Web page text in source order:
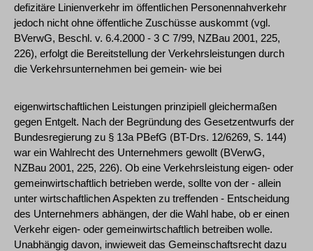
defizitäre Linienverkehr im öffentlichen Personennahverkehr
jedoch nicht ohne öffentliche Zuschüsse auskommt (vgl.
BVerwG, Beschl. v. 6.4.2000 - 3 C 7/99, NZBau 2001, 225,
226), erfolgt die Bereitstellung der Verkehrsleistungen durch
die Verkehrsunternehmen bei gemein- wie bei
eigenwirtschaftlichen Leistungen prinzipiell gleichermaßen
gegen Entgelt. Nach der Begründung des Gesetzentwurfs der
Bundesregierung zu § 13a PBefG (BT-Drs. 12/6269, S. 144)
war ein Wahlrecht des Unternehmers gewollt (BVerwG,
NZBau 2001, 225, 226). Ob eine Verkehrsleistung eigen- oder
gemeinwirtschaftlich betrieben werde, sollte von der - allein
unter wirtschaftlichen Aspekten zu treffenden - Entscheidung
des Unternehmers abhängen, der die Wahl habe, ob er einen
Verkehr eigen- oder gemeinwirtschaftlich betreiben wolle.
Unabhängig davon, inwieweit das Gemeinschaftsrecht dazu